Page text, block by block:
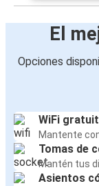
El
Opciones
WiFi
Mantente
Tomas de
Mantén tus
Asientos